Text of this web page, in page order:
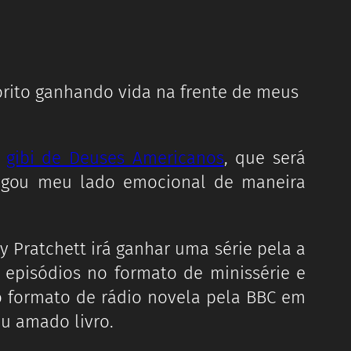
ganhando vida na frente de meus
gibi de Deuses Americanos, que será
meu lado emocional de maneira
Pratchett irá ganhar uma série pela a
no formato de minissérie e
de rádio novela pela BBC em
amado livro.